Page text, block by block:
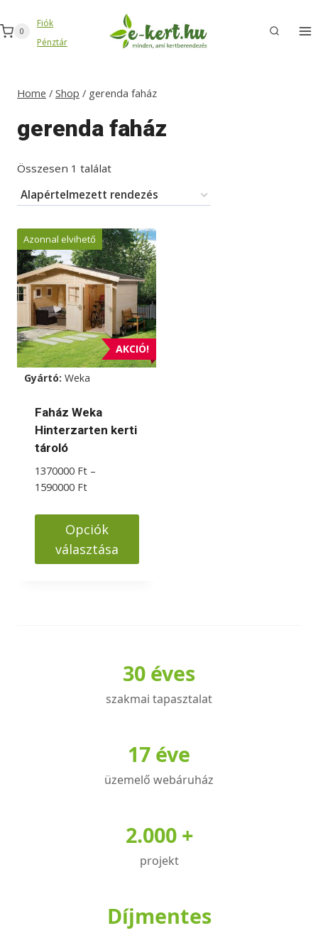
to
content
0
Fiók
Pénztár
Home / Shop / gerenda faház
gerenda faház
Összesen 1 találat
AKCIÓ!
Azonnal elvihető
Gyártó: Weka
Faház Weka
Hinterzarten kerti
tároló
1370000 Ft –
1590000 FtÁrtartomány:
-
1590000 Ft
Opciók
választása
30 éves
szakmai tapasztalat
17 éve
üzemelő webáruház
2.000 +
projekt
Díjmentes